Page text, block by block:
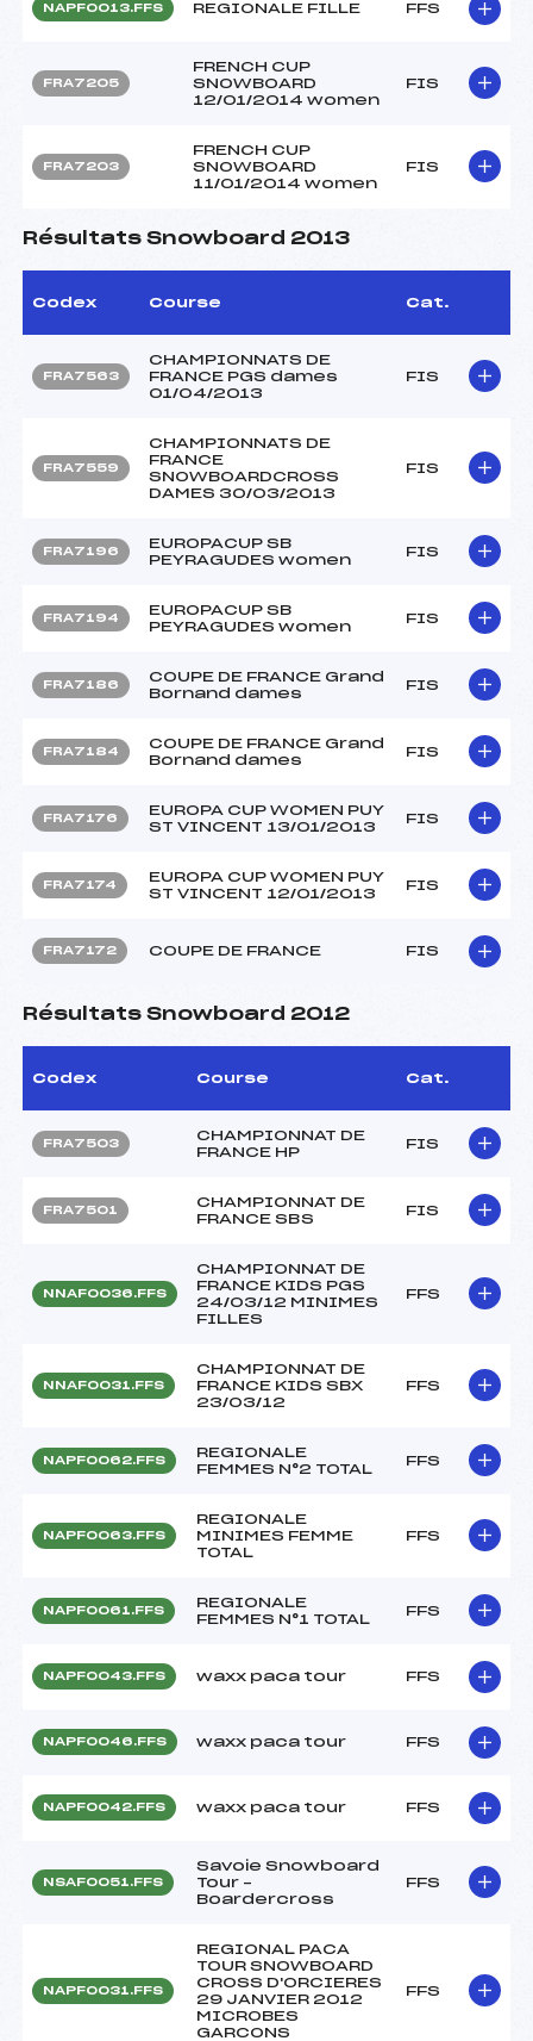
NAPF0013.FFS REGIONALE FILLE FFS
FRA7205
FRENCH CUP
SNOWBOARD
12/01/2014 women
FIS
FRA7203
FRENCH CUP
SNOWBOARD
11/01/2014 women
FIS
Résultats Snowboard 2013
Codex Course Cat.
FRA7563
CHAMPIONNATS DE
FRANCE PGS dames
01/04/2013
FIS
FRA7559
CHAMPIONNATS DE
FRANCE
SNOWBOARDCROSS
DAMES 30/03/2013
FIS
FRA7196
EUROPACUP SB
PEYRAGUDES women
FIS
FRA7194
EUROPACUP SB
PEYRAGUDES women
FIS
FRA7186
COUPE DE FRANCE Grand
Bornand dames
FIS
FRA7184
COUPE DE FRANCE Grand
Bornand dames
FIS
FRA7176
EUROPA CUP WOMEN PUY
ST VINCENT 13/01/2013
FIS
FRA7174
EUROPA CUP WOMEN PUY
ST VINCENT 12/01/2013
FIS
FRA7172 COUPE DE FRANCE FIS
Résultats Snowboard 2012
Codex Course Cat.
FRA7503
CHAMPIONNAT DE
FRANCE HP
FIS
FRA7501
CHAMPIONNAT DE
FRANCE SBS
FIS
NNAF0036.FFS
CHAMPIONNAT DE
FRANCE KIDS PGS
24/03/12 MINIMES
FILLES
FFS
NNAF0031.FFS
CHAMPIONNAT DE
FRANCE KIDS SBX
23/03/12
FFS
NAPF0062.FFS
REGIONALE
FEMMES N°2 TOTAL
FFS
NAPF0063.FFS
REGIONALE
MINIMES FEMME
TOTAL
FFS
NAPF0061.FFS
REGIONALE
FEMMES N°1 TOTAL
FFS
NAPF0043.FFS waxx paca tour FFS
NAPF0046.FFS waxx paca tour FFS
NAPF0042.FFS waxx paca tour FFS
NSAF0051.FFS
Savoie Snowboard
Tour –
Boardercross
FFS
NAPF0031.FFS
REGIONAL PACA
TOUR SNOWBOARD
CROSS D'ORCIERES
29 JANVIER 2012
MICROBES
GARCONS
FFS